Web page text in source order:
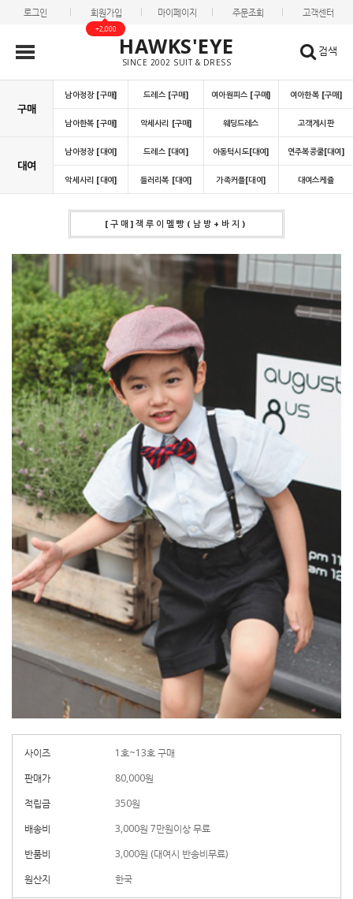
로그인 회원가입
+2,000
마이페이지 주문조회 고객센터
HAWKS'EYE
SINCE 2002 SUIT & DRESS
검색
구매
남아정장 [구매] 드레스 [구매] 여아원피스 [구매] 여아한복 [구매]
남아한복 [구매] 악세사리 [구매] 웨딩드레스 고객게시판
대여
남아정장 [대여] 드레스 [대여] 아동턱시도[대여] 연주복콩쿨[대여]
악세사리 [대여] 들러리복 [대여] 가족커플[대여] 대여스케쥴
[구매]잭루이멜빵(남방+바지)
사이즈
1호~13호 구매
판매가
80,000원
적립금
350원
배송비
3,000원 7만원이상 무료
반품비
3,000원 (대여시 반송비무료)
원산지
한국